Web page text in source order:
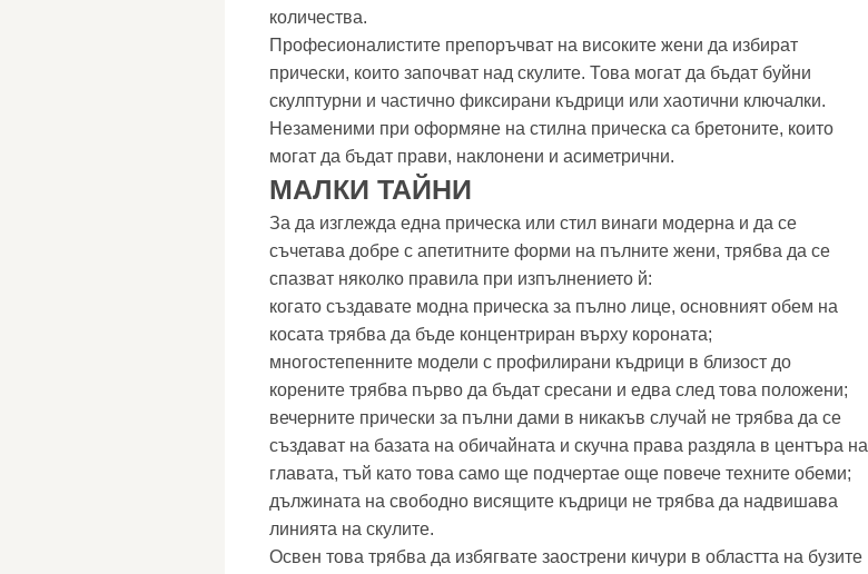
количества.
Професионалистите препоръчват на високите жени да избират
прически, които започват над скулите. Това могат да бъдат буйни
скулптурни и частично фиксирани къдрици или хаотични ключалки.
Незаменими при оформяне на стилна прическа са бретоните, които
могат да бъдат прави, наклонени и асиметрични.
МАЛКИ ТАЙНИ
За да изглежда една прическа или стил винаги модерна и да се
съчетава добре с апетитните форми на пълните жени, трябва да се
спазват няколко правила при изпълнението й:
когато създавате модна прическа за пълно лице, основният обем на
косата трябва да бъде концентриран върху короната;
многостепенните модели с профилирани къдрици в близост до
корените трябва първо да бъдат сресани и едва след това положени;
вечерните прически за пълни дами в никакъв случай не трябва да се
създават на базата на обичайната и скучна права раздяла в центъра на
главата, тъй като това само ще подчертае още повече техните обеми;
дължината на свободно висящите къдрици не трябва да надвишава
линията на скулите.
Освен това трябва да избягвате заострени кичури в областта на бузите